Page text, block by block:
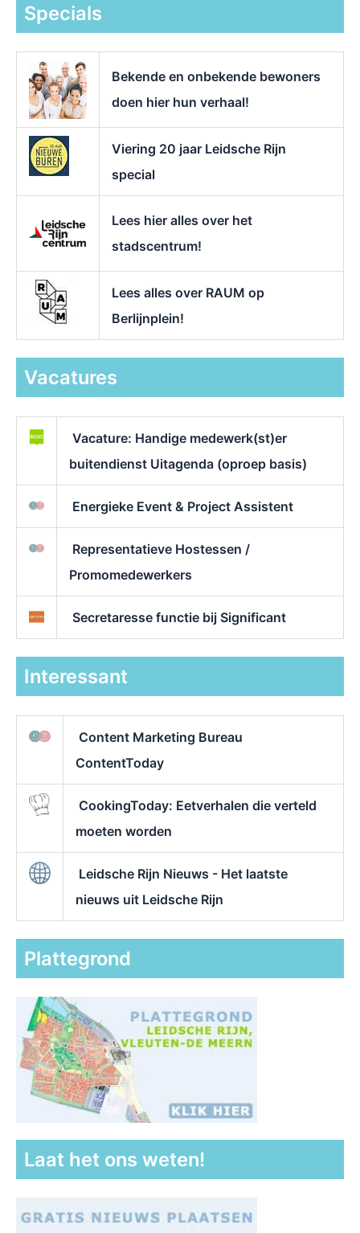
a
Specials
Bekende en onbekende bewoners
doen hier hun verhaal!
Viering 20 jaar Leidsche Rijn
special
Lees hier alles over het
stadscentrum!
Lees alles over RAUM op
Berlijnplein!
Vacatures
Vacature: Handige medewerk(st)er
buitendienst Uitagenda (oproep basis)
Energieke Event & Project Assistent
Representatieve Hostessen /
Promomedewerkers
Secretaresse functie bij Significant
Interessant
Content Marketing Bureau
ContentToday
CookingToday: Eetverhalen die verteld
moeten worden
Leidsche Rijn Nieuws - Het laatste
nieuws uit Leidsche Rijn
Plattegrond
Laat het ons weten!